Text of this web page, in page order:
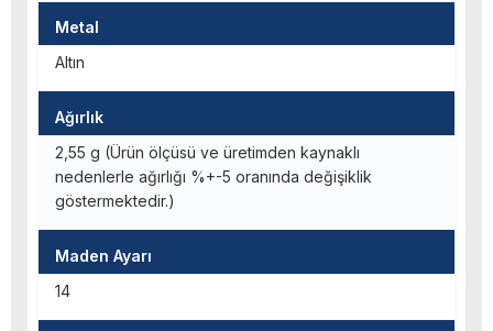
Metal
Altın
Ağırlık
2,55 g (Ürün ölçüsü ve üretimden kaynaklı
nedenlerle ağırlığı %+-5 oranında değişiklik
göstermektedir.)
Maden Ayarı
14